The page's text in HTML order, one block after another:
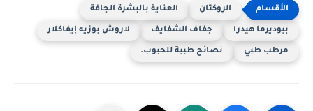
الروكتان العناية بالبشرة الجافة
بيوديرما هيدرا جفاف الشفايف لاروش بوزيه إيفاكلار
مرطب طبي نصائح طبية للحبوب.